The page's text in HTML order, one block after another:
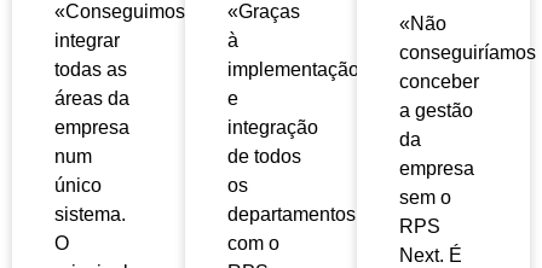
«Conseguimos
integrar
todas as
áreas da
empresa
num
único
sistema.
O
«Graças
à
implementação
e
integração
de todos
os
departamentos
com o
«Não
conseguiríamos
conceber
a gestão
da
empresa
sem o
RPS
Next. É